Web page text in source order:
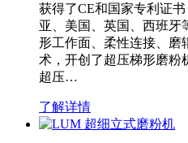
获得了CE和国家专利证
亚、美国、英国、西班牙
形工作面、柔性连接、磨
术，开创了超压梯形磨粉
超压…
了解详情